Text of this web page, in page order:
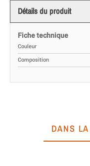
Détails du produit
Fiche technique
Couleur
Composition
DANS